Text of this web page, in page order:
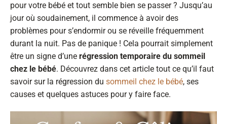
pour votre bébé et tout semble bien se passer ? Jusqu’au
jour où soudainement, il commence à avoir des
problèmes pour s’endormir ou se réveille fréquemment
durant la nuit. Pas de panique ! Cela pourrait simplement
être un signe d’une régression temporaire du sommeil
chez le bébé. Découvrez dans cet article tout ce qu’il faut
savoir sur la régression du sommeil chez le bébé, ses
causes et quelques astuces pour y faire face.